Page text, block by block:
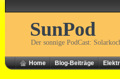
SunPod
Der sonnige PodCast:
Home Blog-Beiträge